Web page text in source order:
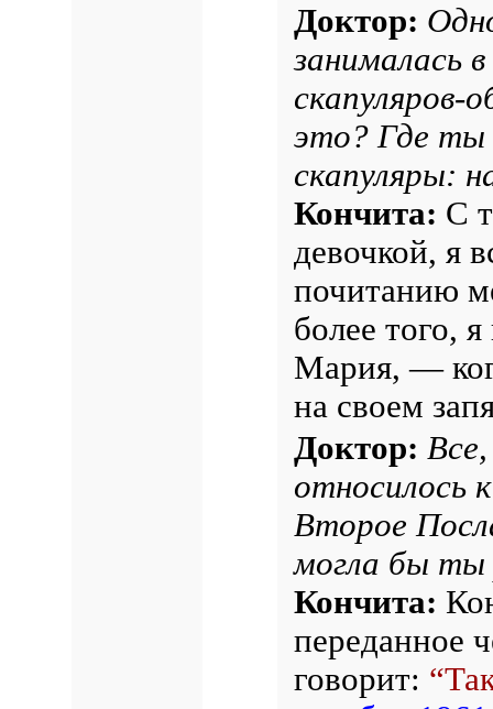
Доктор:
занималась
скапуляров-
это? Где ты
скапуляры:
Кончита: С
девочкой, я
почитанию
более того,
Мария, —
на своем
Доктор:
относилось
Второе
могла бы ты
Кончита:
переданное
говорит: